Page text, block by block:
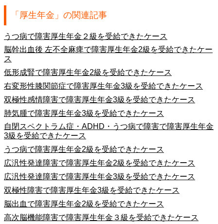
「厚生年金」の関連記事
うつ病で障害厚生年金２級を受給できたケース
脳幹出血後 左不全麻痺で障害厚生年金2級を受給できたケー
ス
低形成腎で障害厚生年金2級を受給できたケース
右変形性膝関節症で障害厚生年金3級を受給できたケース
双極性感情障害で障害厚生年金3級を受給できたケース
肺気腫で障害厚生年金3級を受給できたケース
自閉スペクトラム症・ADHD・うつ病で障害で障害厚生年金
3級を受給できたケース
うつ病で障害厚生年金2級を受給できたケース
広汎性発達障害で障害厚生年金2級を受給できたケース
広汎性発達障害で障害厚生年金3級を受給できたケース
双極性障害で障害厚生年金3級を受給できたケース
脳出血で障害厚生年金2級を受給できたケース
高次脳機能障害で障害厚生年金３級を受給できたケース